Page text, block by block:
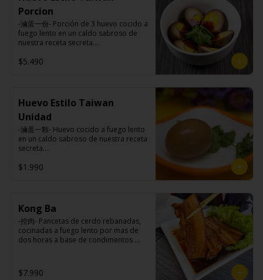
Carne de cerdo, harina de trigo,
repollo, cebollín, sal, pimienta, salsa
de soya, aceite de sésamo,
condimento 5 sabores (naranja,
canela, anís, pimienta y comino).
Porcion
-滷蛋一份- Porción de 3 huevo cocido a
fuego lento en un caldo sabroso de
nuestra receta secreta.
salsa de soya, ajo, agua, azúcar, mix
de hierbas (canela, anís, pimienta y
comino), mirin (azúcar, arroz, agua,
alcohol), salsa ostra vegana (trigo,
soya, shitake, sal, maíz).
$5.490
Huevo Estilo Taiwan
Unidad
-滷蛋一顆- Huevo cocido a fuego lento
en un caldo sabroso de nuestra receta
secreta.
salsa de soya, ajo, agua, azúcar, bolsa
de hierba (canela, anís, pimienta y
comino), mirin (azúcar, arroz, agua,
alcohol), salsa ostra vegana (trigo,
soya, shitake, sal, maíz).
$1.990
Kong Ba
-控肉- Pancetas de cerdo rebanadas,
cocinadas a fuego lento por mas de
dos horas a base de condimentos
$7.990